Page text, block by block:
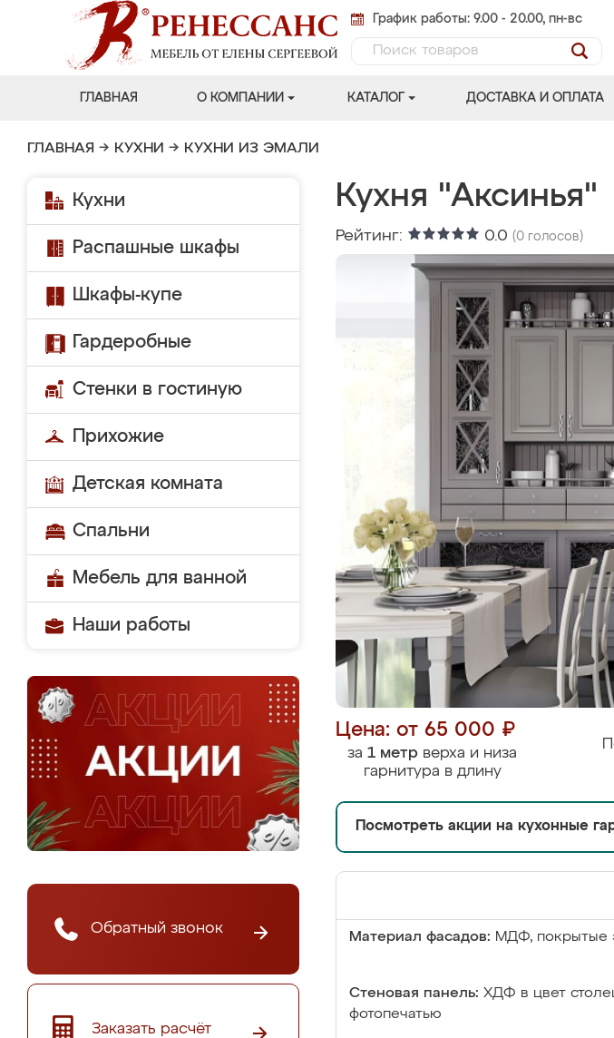
График работы: 9.00 - 20.00, пн-вс
ГЛАВНАЯ О КОМПАНИИ КАТАЛОГ ДОСТАВКА И ОПЛАТА
ГЛАВНАЯ → КУХНИ → КУХНИ ИЗ ЭМАЛИ
Кухни
Распашные шкафы
Шкафы-купе
Гардеробные
Стенки в гостиную
Прихожие
Детская комната
Спальни
Мебель для ванной
Наши работы
Обратный звонок
Заказать расчёт
Кухня "Аксинья"
Рейтинг: 0.0 (0 голосов)
Цена: от 65 000 ₽
за 1 метр верха и низа
гарнитура в длину
Посмотреть акции на кухонные
Материал фасадов: МДФ, покрытые
Стеновая панель: ХДФ в цвет
фотопечатью